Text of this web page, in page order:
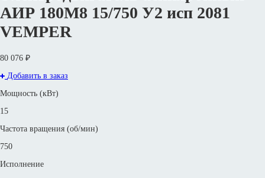
АИР 180М8 15/750 У2 исп 2081
VEMPER
80 076 ₽
Добавить в заказ
Мощность (кВт)
15
Частота вращения (об/мин)
750
Исполнение